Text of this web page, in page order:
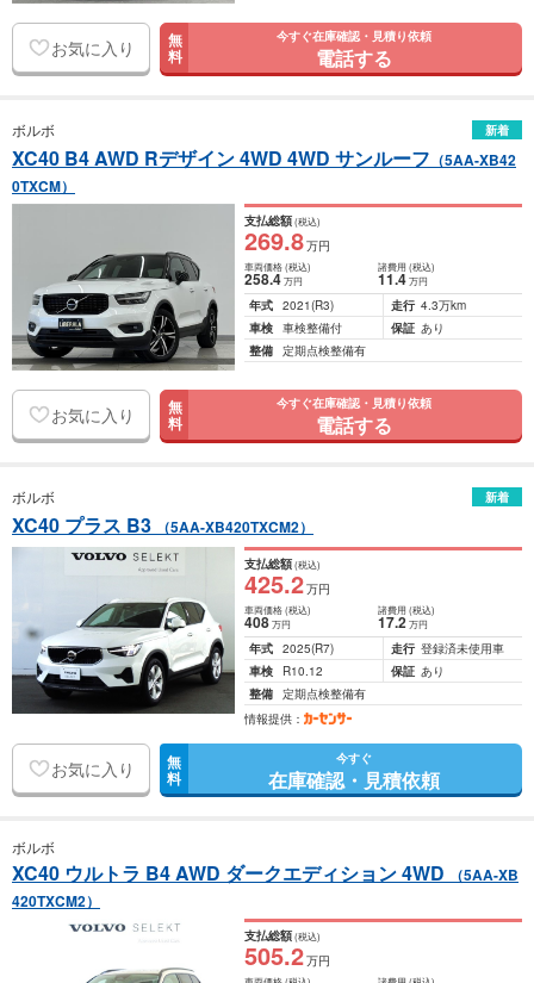
お気に入り 無
料
今すぐ在庫確認・見積り依頼
電話する
ボルボ 新着
XC40 B4 AWD Rデザイン 4WD 4WD サンルーフ （5AA-XB42
0TXCM）
支払総額(税込)
269.8万円
車両価格(税込)
258.4万円
諸費用 (税込)
11.4 万円
年式 2021(R3) 走行 4.3万km
車検 車検整備付 保証 あり
整備 定期点検整備有
お気に入り 無
料
今すぐ在庫確認・見積り依頼
電話する
ボルボ 新着
XC40 プラス B3 （5AA-XB420TXCM2）
支払総額(税込)
425.2万円
車両価格(税込)
408万円
諸費用 (税込)
17.2 万円
年式 2025(R7) 走行 登録済未使用車
車検
R10.12 保証 あり
整備 定期点検整備有
情報提供：
お気に入り 無
料
今すぐ
在庫確認・見積依頼
ボルボ
XC40 ウルトラ B4 AWD ダークエディション 4WD
（5AA-XB
420TXCM2）
支払総額(税込)
505.2万円